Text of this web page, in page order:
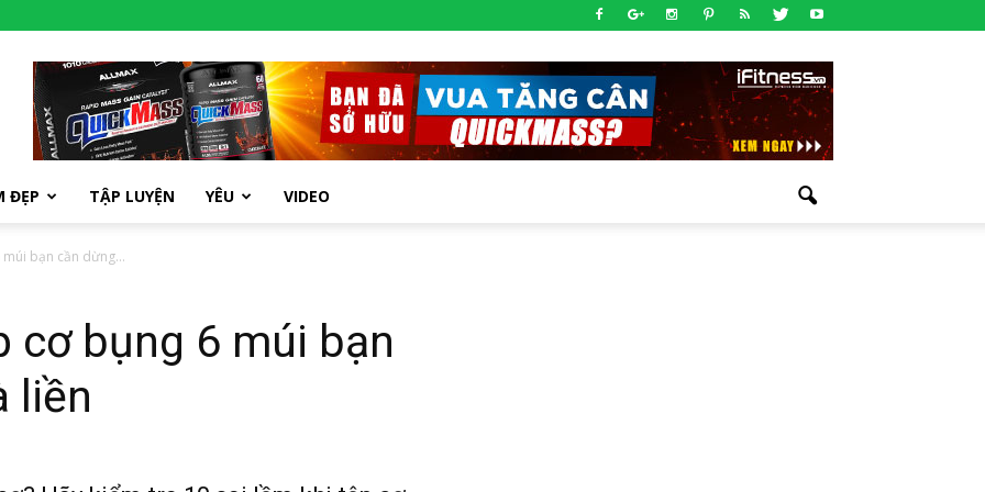
ĐẸP TẬP LUYỆN YÊU VIDEO
bạn cần dừng...
cơ bụng 6 múi bạn
liền